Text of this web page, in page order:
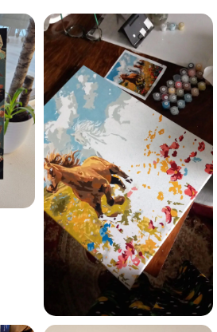
GleznoPats.lv privātuma politiku un
SAŅEMT -10%